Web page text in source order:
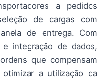
a pedidos
de cargas com
de entrega. Com
integração de dados,
que compensam
a utilização da